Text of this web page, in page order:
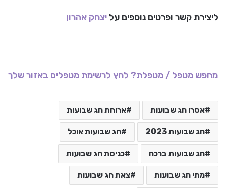
ליצירת קשר ופרטים נוספים על יצחק אהרון
מחפש מטפל / מטפלת? לחץ לרשימת מטפלים באזור שלך
אסרו חג שבועות ארוחת חג שבועות
חג שבועות 2023 חג שבועות אוכל
חג שבועות ברכה כניסת חג שבועות
מתי חג שבועות צאת חג שבועות